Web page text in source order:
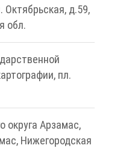
д.59,
обл.
пл.
округа Арзамас,
Нижегородская